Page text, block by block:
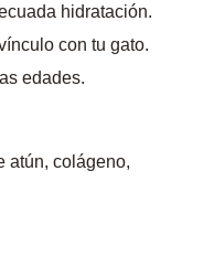
hidratación.
con tu gato.
edades.
atún, colágeno,